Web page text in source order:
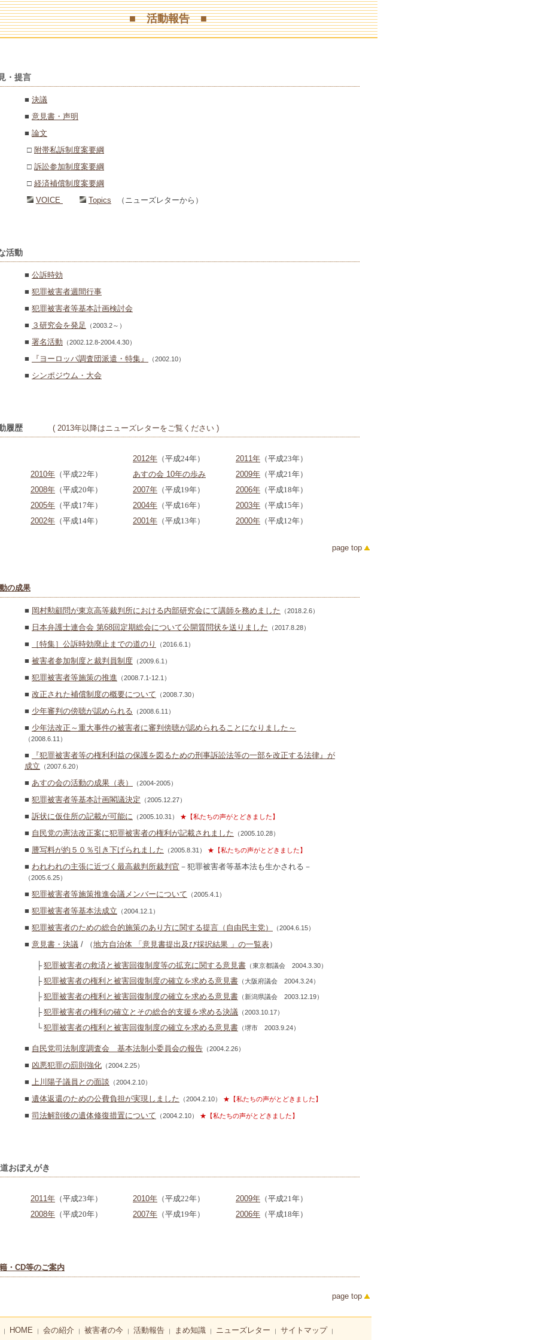
■ 活動報告 ■
・提言
■ 決議
■ 意見書・声明
■ 論文
□ 附帯私訴制度案要綱
□ 訴訟参加制度案要綱
□ 経済補償制度案要綱
VOICE
Topics （ニューズレターから）
活動
■ 公訴時効
■ 犯罪被害者週間行事
■ 犯罪被害者等基本計画検討会
■ ３研究会を発足 （2003.2～）
■ 署名活動 （2002.12.8-2004.4.30）
■ 『ヨーロッパ調査団派遣・特集』 （2002.10）
■ シンポジウム・大会
履歴 ( 2013年以降はニューズレターをご覧ください )
2010年 （平成22年）
2008年 （平成20年）
2005年 （平成17年）
2002年 （平成14年）
2012年 （平成24年）
あすの会 10年の歩み
2007年 （平成19年）
2004年 （平成16年）
2001年 （平成13年）
2011年 （平成23年）
2009年 （平成21年）
2006年 （平成18年）
2003年 （平成15年）
2000年 （平成12年）
page top
の成果
■ 岡村勲顧問が東京高等裁判所における内部研究会にて講師を務めました （2018.2.6）
■ 日本弁護士連合会 第68回定期総会について公開質問状を送りました （2017.8.28）
■ ［特集］公訴時効廃止までの道のり （2016.6.1）
■ 被害者参加制度と裁判員制度 （2009.6.1）
■ 犯罪被害者等施策の推進 （2008.7.1-12.1）
■ 改正された補償制度の概要について （2008.7.30）
■ 少年審判の傍聴が認められる （2008.6.11）
■ 少年法改正～重大事件の被害者に審判傍聴が認められることになりました～
（2008.6.11）
■
『犯罪被害者等の権利利益の保護を図るための刑事訴訟法等の一部を改正する法律』が
成立 （2007.6.20）
■ あすの会の活動の成果（表） （2004-2005）
■ 犯罪被害者等基本計画閣議決定 （2005.12.27）
■ 訴状に仮住所の記載が可能に （2005.10.31） ★【私たちの声がとどきました】
■ 自民党の憲法改正案に犯罪被害者の権利が記載されました （2005.10.28）
■ 謄写料が約５０％引き下げられました （2005.8.31） ★【私たちの声がとどきました】
■ われわれの主張に近づく最高裁判所裁判官 －犯罪被害者等基本法も生かされる－
（2005.6.25）
■ 犯罪被害者等施策推進会議メンバーについて （2005.4.1）
■ 犯罪被害者等基本法成立 （2004.12.1）
■ 犯罪被害者のための総合的施策のあり方に関する提言（自由民主党） （2004.6.15）
■ 意見書・決議 / （地方自治体 「意見書提出及び採択結果 」の一覧表）
├犯罪被害者の救済と被害回復制度等の拡充に関する意見書 （東京都議会 2004.3.30）
├犯罪被害者の権利と被害回復制度の確立を求める意見書 （大阪府議会 2004.3.24）
├犯罪被害者の権利と被害回復制度の確立を求める意見書 （新潟県議会 2003.12.19）
├犯罪被害者の権利の確立とその総合的支援を求める決議 （2003.10.17）
└犯罪被害者の権利と被害回復制度の確立を求める意見書 （堺市 2003.9.24）
■ 自民党司法制度調査会 基本法制小委員会の報告 （2004.2.26）
■ 凶悪犯罪の罰則強化 （2004.2.25）
■ 上川陽子議員との面談 （2004.2.10）
■ 遺体返還のための公費負担が実現しました （2004.2.10） ★【私たちの声がとどきました】
■ 司法解剖後の遺体修復措置について （2004.2.10） ★【私たちの声がとどきました】
おぼえがき
2011年 （平成23年）
2008年 （平成20年）
2010年 （平成22年）
2007年 （平成19年）
2009年 （平成21年）
2006年 （平成18年）
・CD等のご案内
page top
｜ HOME ｜ 会の紹介 ｜ 被害者の今 ｜ 活動報告 ｜ まめ知識 ｜ ニューズレター ｜ サイトマップ ｜